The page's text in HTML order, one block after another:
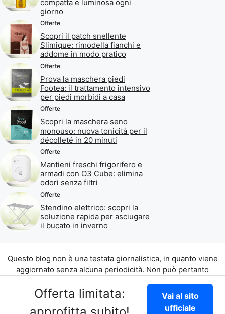
Offerta limitata:
Vai al sito
ufficiale
compatta e luminosa ogni
giorno
Offerte
Scopri il patch snellente
Slimique: rimodella fianchi e
addome in modo pratico
Offerte
Prova la maschera piedi
Footea: il trattamento intensivo
per piedi morbidi a casa
Offerte
Scopri la maschera seno
monouso: nuova tonicità per il
décolleté in 20 minuti
Offerte
Mantieni freschi frigorifero e
armadi con O3 Cube: elimina
odori senza filtri
Offerte
Stendino elettrico: scopri la
soluzione rapida per asciugare
il bucato in inverno
Questo blog non è una testata giornalistica, in quanto viene
aggiornato senza alcuna periodicità. Non può pertanto
del 07.03.2001.
©2026 di Aliados Srl C.da Piana Romana snc, 90010 Lascari